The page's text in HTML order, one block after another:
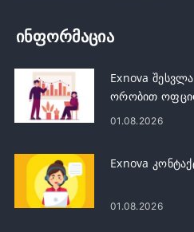
ᲘᲜᲤᲝᲠᲛᲐᲪᲘᲐ
Exnova
ორობით
01.08.2026
Exnova
01.08.2026